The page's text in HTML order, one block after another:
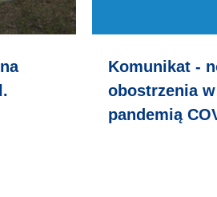
Komunikat -
obostrzenia
pandemią